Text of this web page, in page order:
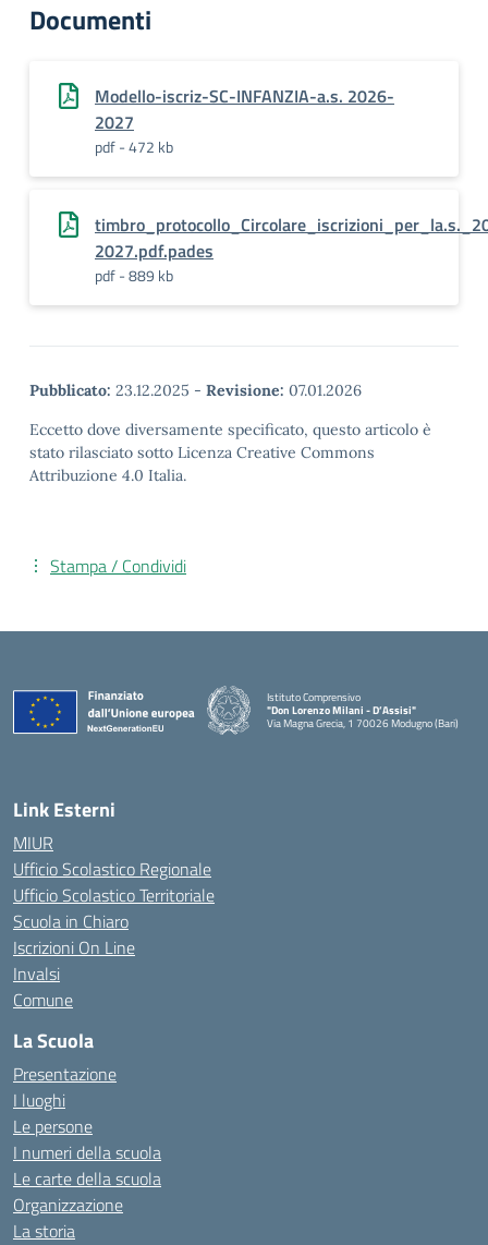
Documenti
Modello-iscriz-SC-INFANZIA-a.s. 2026-
2027
pdf - 472 kb
2027.pdf.pades
pdf - 889 kb
Pubblicato: 23.12.2025 - Revisione: 07.01.2026
Eccetto dove diversamente specificato, questo articolo è
stato rilasciato sotto Licenza Creative Commons
Attribuzione 4.0 Italia.
Stampa / Condividi
Istituto Comprensivo
"Don Lorenzo Milani - D’Assisi"
Via Magna Grecia, 1 70026 Modugno (Bari)
— Visita la pagina iniziale della scuola
Link Esterni
MIUR
Ufficio Scolastico Regionale
Ufficio Scolastico Territoriale
Scuola in Chiaro
Iscrizioni On Line
Invalsi
Comune
La Scuola
Presentazione
I luoghi
Le persone
I numeri della scuola
Le carte della scuola
Organizzazione
La storia